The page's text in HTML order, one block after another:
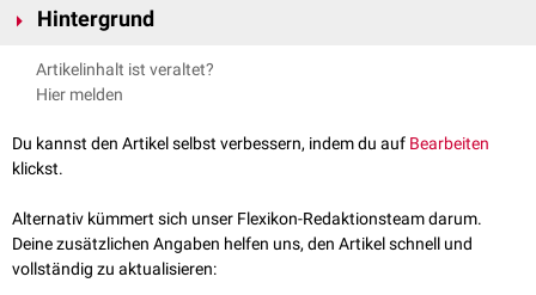
Hintergrund
Der Sigstad-Score umfasst folgende
bewertet werden:
Schock
Synkope, Bewusstseinsstörung +4
notwendiges Sitzen oder Liegen
Punkten wahrscheinlich, bei einem Wert unter 4 Punkten
unwahrscheinlich.
Artikelinhalt ist veraltet?
Hier melden
Du kannst den Artikel selbst verbessern, indem du auf Bearbeiten
klickst.
Alternativ kümmert sich unser Flexikon-Redaktionsteam darum.
Deine zusätzlichen Angaben helfen uns, den Artikel schnell und
vollständig zu aktualisieren: